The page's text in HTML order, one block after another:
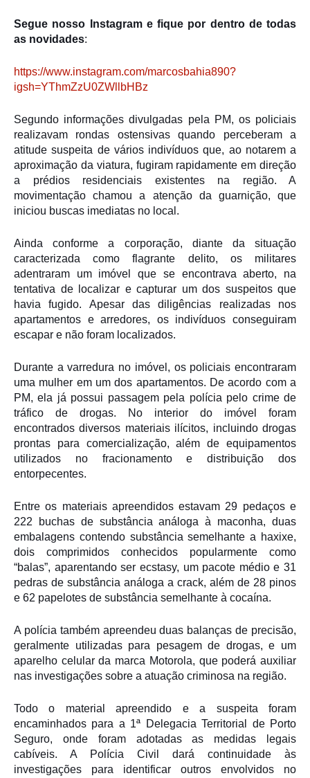
Segue nosso Instagram e fique por dentro de todas
as novidades:
https://www.instagram.com/marcosbahia890?
igsh=YThmZzU0ZWllbHBz
Segundo informações divulgadas pela PM, os policiais
realizavam rondas ostensivas quando perceberam a
atitude suspeita de vários indivíduos que, ao notarem a
aproximação da viatura, fugiram rapidamente em direção
a prédios residenciais existentes na região. A
movimentação chamou a atenção da guarnição, que
iniciou buscas imediatas no local.
Ainda conforme a corporação, diante da situação
caracterizada como flagrante delito, os militares
adentraram um imóvel que se encontrava aberto, na
tentativa de localizar e capturar um dos suspeitos que
havia fugido. Apesar das diligências realizadas nos
apartamentos e arredores, os indivíduos conseguiram
escapar e não foram localizados.
Durante a varredura no imóvel, os policiais encontraram
uma mulher em um dos apartamentos. De acordo com a
PM, ela já possui passagem pela polícia pelo crime de
tráfico de drogas. No interior do imóvel foram
encontrados diversos materiais ilícitos, incluindo drogas
prontas para comercialização, além de equipamentos
utilizados no fracionamento e distribuição dos
entorpecentes.
Entre os materiais apreendidos estavam 29 pedaços e
222 buchas de substância análoga à maconha, duas
embalagens contendo substância semelhante a haxixe,
dois comprimidos conhecidos popularmente como
“balas”, aparentando ser ecstasy, um pacote médio e 31
pedras de substância análoga a crack, além de 28 pinos
e 62 papelotes de substância semelhante à cocaína.
A polícia também apreendeu duas balanças de precisão,
geralmente utilizadas para pesagem de drogas, e um
aparelho celular da marca Motorola, que poderá auxiliar
nas investigações sobre a atuação criminosa na região.
Todo o material apreendido e a suspeita foram
encaminhados para a 1ª Delegacia Territorial de Porto
Seguro, onde foram adotadas as medidas legais
cabíveis. A Polícia Civil dará continuidade às
investigações para identificar outros envolvidos no